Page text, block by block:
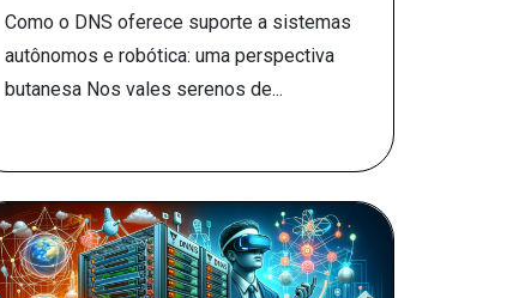
Como o DNS oferece suporte a sistemas
autônomos e robótica: uma perspectiva
butanesa Nos vales serenos de...